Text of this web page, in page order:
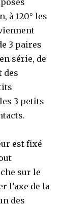
à 120° les
3 paires
série, de
des
3 petits
est fixé
sur le
l’axe de la
des